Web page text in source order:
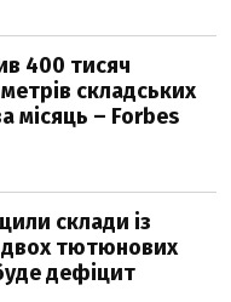
400 тисяч
складських
місяць – Forbes
склади із
тютюнових
дефіцит